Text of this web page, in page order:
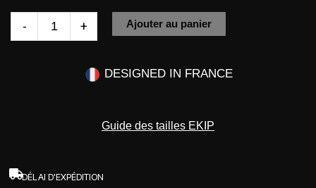
-
0
+ Ajouter au panier
DESIGNED IN FRANCE
Guide des tailles EKIP
DÉLAI D'EXPÉDITION